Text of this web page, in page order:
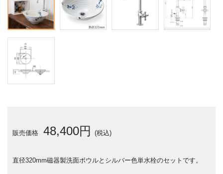
販売価格 48,400円 (税込)
直径320mm磁器製洗面ボウルとシルバー色単水栓のセットです。